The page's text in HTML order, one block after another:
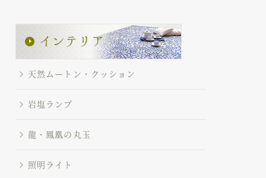
天然ムートン・クッション
岩塩ランプ
龍・鳳凰の丸玉
照明ライト